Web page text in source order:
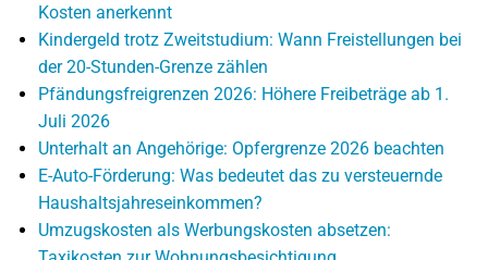
Kosten anerkennt
Kindergeld trotz Zweitstudium: Wann Freistellungen bei
der 20-Stunden-Grenze zählen
Pfändungsfreigrenzen 2026: Höhere Freibeträge ab 1.
Juli 2026
Unterhalt an Angehörige: Opfergrenze 2026 beachten
E-Auto-Förderung: Was bedeutet das zu versteuernde
Haushaltsjahreseinkommen?
Umzugskosten als Werbungskosten absetzen: